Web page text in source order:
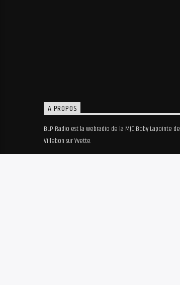
A PROPOS
BLP Radio est la webradio de la MJC Boby Lapointe de
Villebon sur Yvette.